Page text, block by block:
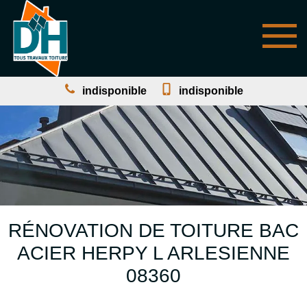
indisponible indisponible
RÉNOVATION DE TOITURE BAC
ACIER HERPY L ARLESIENNE
08360